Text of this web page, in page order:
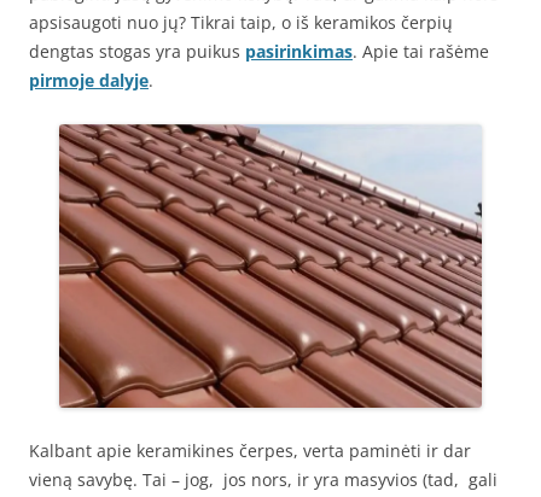
apsisaugoti nuo jų? Tikrai taip, o iš keramikos čerpių
dengtas stogas yra puikus pasirinkimas. Apie tai rašėme
pirmoje dalyje.
Kalbant apie keramikines čerpes, verta paminėti ir dar
vieną savybę. Tai – jog, jos nors, ir yra masyvios (tad, gali